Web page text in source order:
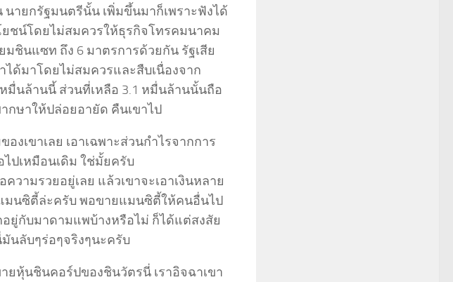
ายกรัฐมนตรีนั้น เพิ่มขึ้นมาก็เพราะฟังได้
ยชน์โดยไม่สมควรให้ธุรกิจโทรคมนาคม
ชินแซท ถึง 6 มาตรการด้วยกัน รัฐเสีย
ด้มาโดยไม่สมควรและสืบเนื่องจาก
มื่นล้านนี้ ส่วนที่เหลือ 3.1 หมื่นล้านนั้นถือ
กษาให้ปล่อยอายัด คืนเขาไป
งเขาเลย เอาเฉพาะส่วนกำไรจากการ
ปเหมือนเดิม ใช่มั้ยครับ
วามรวยอยู่เลย แล้วเขาจะเอาเงินหลาย
นซิตี้ล่ะครับ พอขายแมนซิตี้ให้คนอื่นไป
ยู่กับมาดามแพบ้างหรือไม่ ก็ได้แต่สงสัย
นลับๆร่อๆจริงๆนะครับ
ยหุ้นชินคอร์ปของชินวัตรนี่ เราอิจฉาเขา